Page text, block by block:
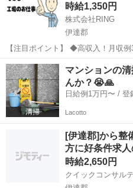
時給1,350円
株式会社RING
伊達郡
【注目ポイント】 ◆高収入！月収
費無料 【仕事内容】 自動車サスペンションの製造業務 金属加工、組
立、溶接、検査、梱包、運搬出荷作
※...
福島 伊達郡 ワン
マンションの
んか？😭🙏
日
Lacotto
[伊達郡]から整
方に好条件求
時給2,650円
クイックコンサル